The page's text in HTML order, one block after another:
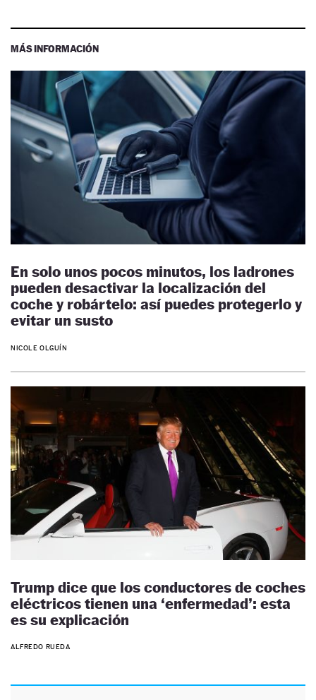
MÁS INFORMACIÓN
En solo unos pocos minutos, los ladrones
pueden desactivar la localización del
coche y robártelo: así puedes protegerlo y
evitar un susto
NICOLE OLGUÍN
Trump dice que los conductores de coches
eléctricos tienen una ‘enfermedad’: esta
es su explicación
ALFREDO RUEDA